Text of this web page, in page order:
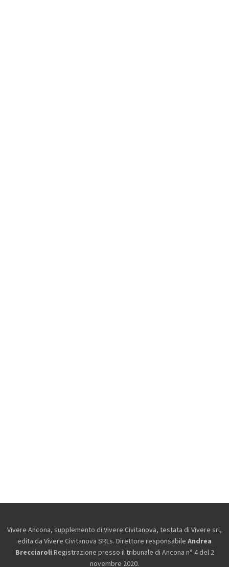
Vivere Ancona, supplemento di Vivere Civitanova, testata di Vivere srl,
edita da Vivere Civitanova SRLs. Direttore responsabile Andrea
Brecciaroli.Registrazione presso il tribunale di Ancona n° 4 del 2
novembre 2020.